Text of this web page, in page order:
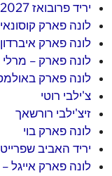
יריד פרובואז 2027 – מוטייה
לונה פארק קוסונאי 2025
לונה פארק
לונה פארק – מרלי
לונה פארק
צ'ילבי רוטי
זיצ'ילבי רורשאך
לונה פארק בוי
יריד האביב
לונה פארק אייגל – Fête Foraine